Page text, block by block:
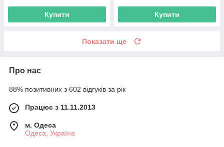
Купити Купити
Показати ще
Про нас
88% позитивних з 602 відгуків за рік
Працює з 11.11.2013
м. Одеса
Одеса, Україна